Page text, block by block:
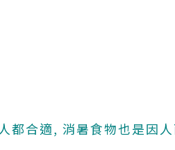
都合適, 消暑食物也是因